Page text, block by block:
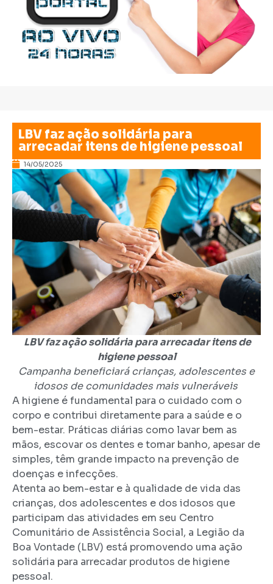
LBV faz ação solidária para
arrecadar itens de higiene pessoal
14/05/2025
LBVfaz ação solidária para arrecadar itens de
higiene pessoal
Campanha beneficiará crianças, adolescentes e
idosos de comunidades mais vulneráveis
A higiene é fundamental para o cuidado com o
corpo e contribui diretamente para a saúde e o
bem-estar. Práticas diárias como lavar bem as
mãos, escovar os dentes e tomar banho, apesar de
simples, têm grande impacto na prevenção de
doenças e infecções.
Atenta ao bem-estar e à qualidade de vida das
crianças, dos adolescentes e dos idosos que
participam das atividades em seu Centro
Comunitário de Assistência Social, a Legião da
Boa Vontade (LBV) está promovendo uma ação
solidária para arrecadar produtos de higiene
pessoal.